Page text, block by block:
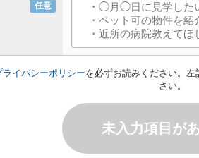
任意
ライバシーポリシーを必ずお読みください。
さい。
未入力項目が